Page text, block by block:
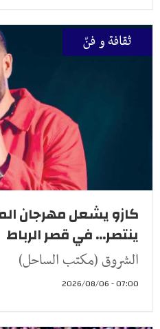
ثقافة و فنّ
كازو يشعل مهرجان
ينتصر... في قصر الرباط
الشروق (مكتب الساحل)
07:00 - 2026/08/06